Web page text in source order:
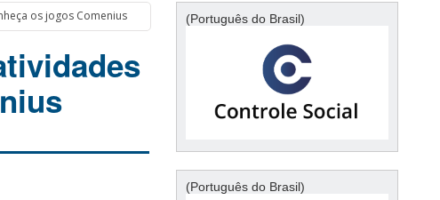
os jogos Comenius (Português do Brasil)
(Português do Brasil)